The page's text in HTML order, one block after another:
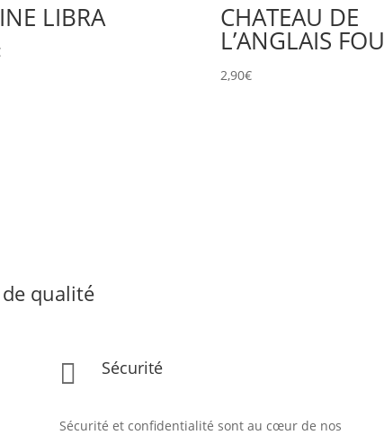
LIBRA CHATEAU DE
L’ANGLAIS FOU
2,90€
qualité
 Sécurité
Sécurité et confidentialité sont au cœur de nos